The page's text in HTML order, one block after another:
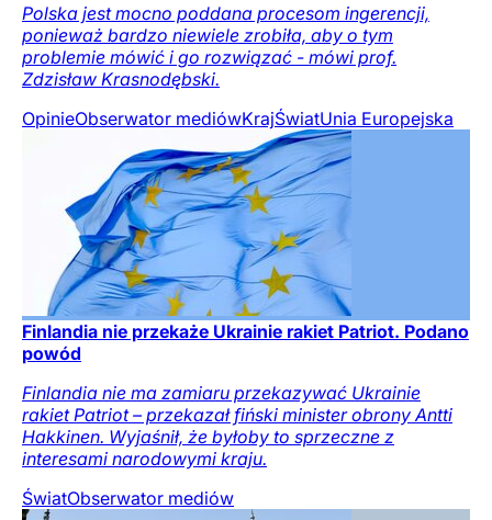
Polska jest mocno poddana procesom ingerencji,
ponieważ bardzo niewiele zrobiła, aby o tym
problemie mówić i go rozwiązać - mówi prof.
Zdzisław Krasnodębski.
OpinieObserwator mediówKrajŚwiatUnia Europejska
Finlandia nie przekaże Ukrainie rakiet Patriot. Podano
powód
Finlandia nie ma zamiaru przekazywać Ukrainie
rakiet Patriot – przekazał fiński minister obrony Antti
Hakkinen. Wyjaśnił, że byłoby to sprzeczne z
interesami narodowymi kraju.
ŚwiatObserwator mediów